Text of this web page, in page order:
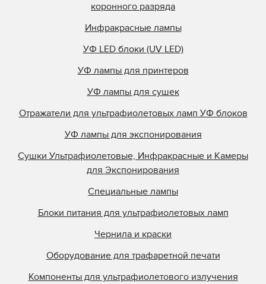
коронного разряда
Инфракрасные лампы
УФ LED блоки (UV LED)
УФ лампы для принтеров
УФ лампы для сушек
Отражатели для ультрафиолетовых ламп УФ блоков
УФ лампы для экспонирования
Сушки Ультрафиолетовые, Инфракрасные и Камеры
для Экспонирования
Специальные лампы
Блоки питания для ультрафиолетовых ламп
Чернила и краски
Оборудование для трафаретной печати
Компоненты для ультрафиолетового излучения